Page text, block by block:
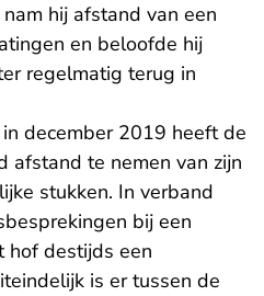
hij afstand van een
en beloofde hij
regelmatig terug in
in december 2019 heeft de
afstand te nemen van zijn
stukken. In verband
bij een
hof destijds een
is er tussen de